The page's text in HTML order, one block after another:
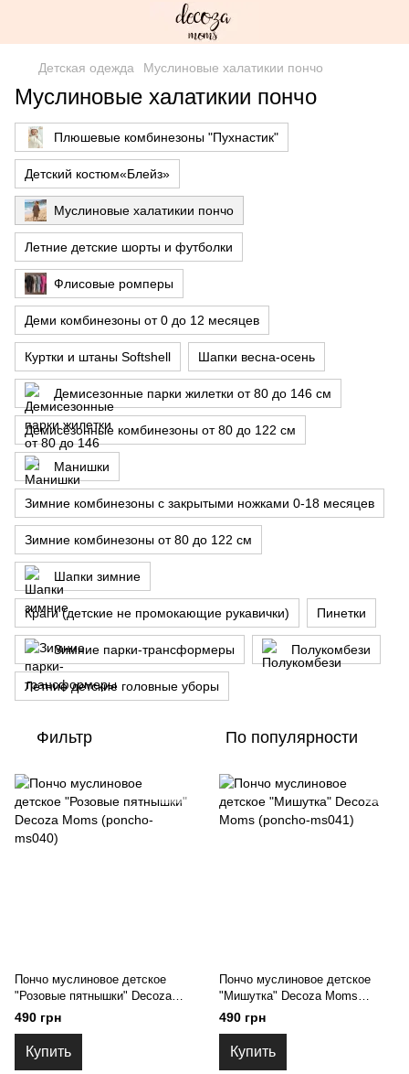
Детская одежда Муслиновые халатикии пончо
Муслиновые халатикии пончо
Плюшевые комбинезоны "Пухнастик"
Детский костюм«Блейз»
Муслиновые халатикии пончо
Летние детские шорты и футболки
Флисовые ромперы
Деми комбинезоны от 0 до 12 месяцев
Куртки и штаны Softshell Шапки весна-осень
Демисезонные парки жилетки от 80 до 146 см
Демисезонные комбинезоны от 80 до 122 см
Манишки
Зимние комбинезоны с закрытыми ножками 0-18 месяцев
Зимние комбинезоны от 80 до 122 см
Шапки зимние
Краги (детские не промокающие рукавички) Пинетки
Зимние парки-трансформеры Полукомбези
Летние детские головные уборы
Фильтр По популярности
Пончо муслиновое детское
"Розовые пятнышки" Decoza
Moms (poncho-ms040)
490 грн
Купить
Пончо муслиновое детское
"Мишутка" Decoza Moms
(poncho-ms041)
490 грн
Купить